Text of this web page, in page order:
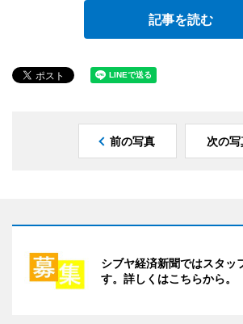
記事を読む
前の写真 次の写
シブヤ経済新聞ではスタッ
す。詳しくはこちらから。